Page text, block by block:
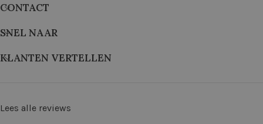
CONTACT
SNEL NAAR
KLANTEN VERTELLEN
Lees alle reviews